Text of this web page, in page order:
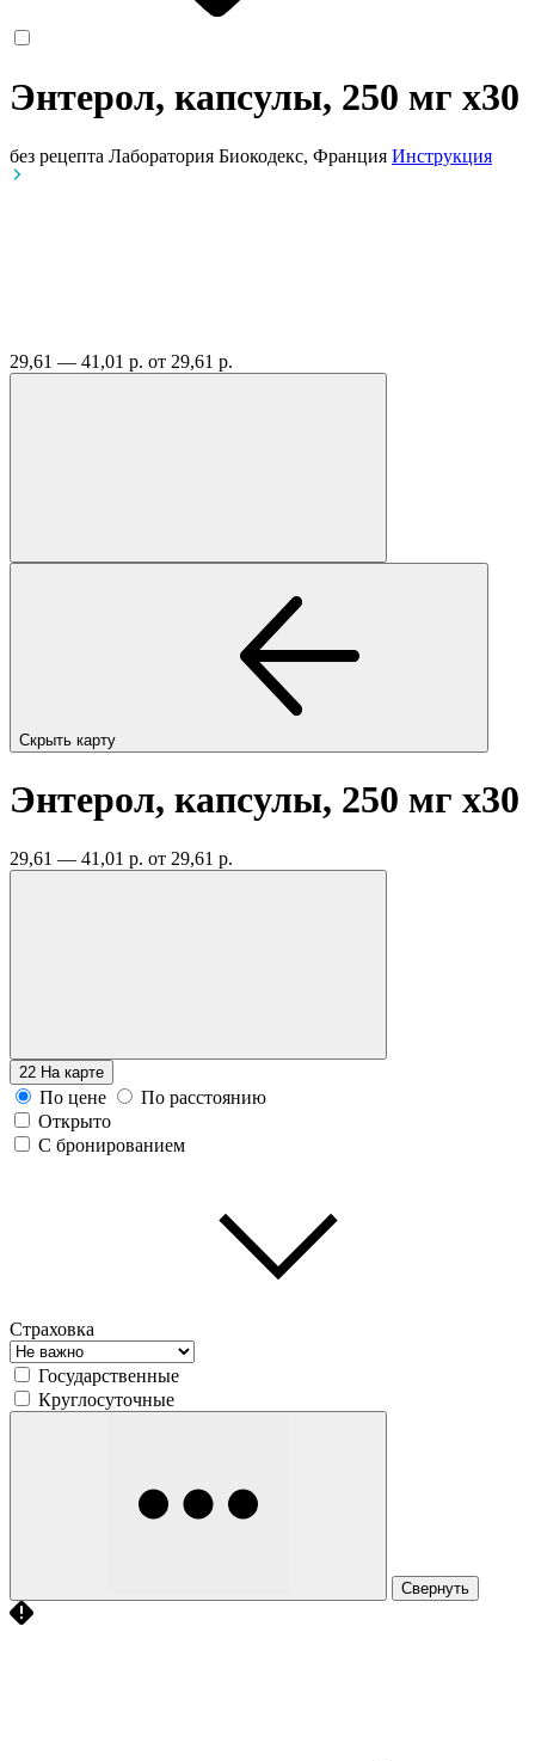
Энтерол, капсулы, 250 мг x30
без рецепта Лаборатория Биокодекс, Франция Инструкция
29,61 — 41,01 р. от 29,61 р.
Скрыть карту
Энтерол, капсулы, 250 мг x30
29,61 — 41,01 р. от 29,61 р.
22 На карте
По цене
По расстоянию
Открыто
С бронированием
Страховка
Государственные
Круглосуточные
Свернуть